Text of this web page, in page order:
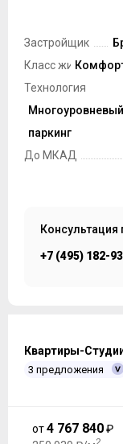
Застройщик
Класс жилья
Технология
строительства
Парковка
Многоуровневый
паркинг
До МКАД
+7 (495) 182-
Квартиры-
3 предложения
от4 767 840₽